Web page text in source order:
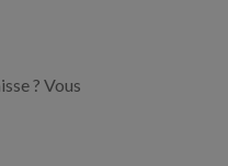
? Vous